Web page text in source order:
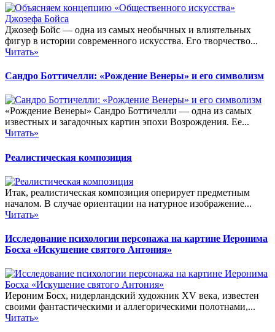
Джозеф Бойс — одна из самых необычных и влиятельных
фигур в истории современного искусства. Его творчество...
Читать»
Сандро Боттичелли: «Рождение Венеры» и его символизм
«Рождение Венеры» Сандро Боттичелли — одна из самых
известных и загадочных картин эпохи Возрождения. Ее...
Читать»
Реалистическая композиция
Итак, реалистическая композиция оперирует предметным
началом. В случае ориентации на натурное изображение...
Читать»
Исследование психологии персонажа на картине Иеронима
Босха «Искушение святого Антония»
Иероним Босх, нидерландский художник XV века, известен
своими фантастическими и аллегорическими полотнами,...
Читать»